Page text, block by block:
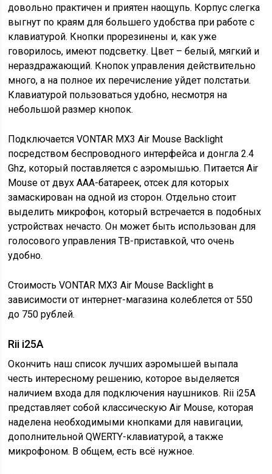
довольно практичен и приятен наощупь. Корпус слегка
выгнут по краям для большего удобства при работе с
клавиатурой. Кнопки прорезинены и, как уже
говорилось, имеют подсветку. Цвет – белый, мягкий и
нераздражающий. Кнопок управления действительно
много, а на полное их перечисление уйдет полстатьи.
Клавиатурой пользоваться удобно, несмотря на
небольшой размер кнопок.
Подключается VONTAR MX3 Air Mouse Backlight
посредством беспроводного интерфейса и донгла 2.4
Ghz, который поставляется с аэромышью. Питается Air
Mouse от двух ААА-батареек, отсек для которых
замаскирован на одной из сторон. Отдельно стоит
выделить микрофон, который встречается в подобных
устройствах нечасто. Он может быть использован для
голосового управления ТВ-приставкой, что очень
удобно.
Стоимость VONTAR MX3 Air Mouse Backlight в
зависимости от интернет-магазина колеблется от 550
до 750 рублей.
Rii i25A
Окончить наш список лучших аэромышей выпала
честь интересному решению, которое выделяется
наличием входа для подключения наушников. Rii i25A
представляет собой классическую Air Mouse, которая
наделена необходимыми кнопками для навигации,
дополнительной QWERTY-клавиатурой, а также
микрофоном. В общем, есть всё нужное.